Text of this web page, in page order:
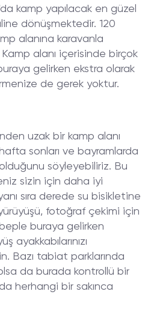
kamp yapılacak en güzel
dönüşmektedir. 120
alanına karavanla
alanı içerisinde birçok
gelirken ekstra olarak
de gerek yoktur.
uzak bir kamp alanı
sonları ve bayramlarda
söyleyebiliriz. Bu
sizin için daha iyi
sıra derede su bisikletine
fotoğraf çekimi için
buraya gelirken
ayakkabılarınızı
Bazı tabiat parklarında
da burada kontrollü bir
herhangi bir sakınca